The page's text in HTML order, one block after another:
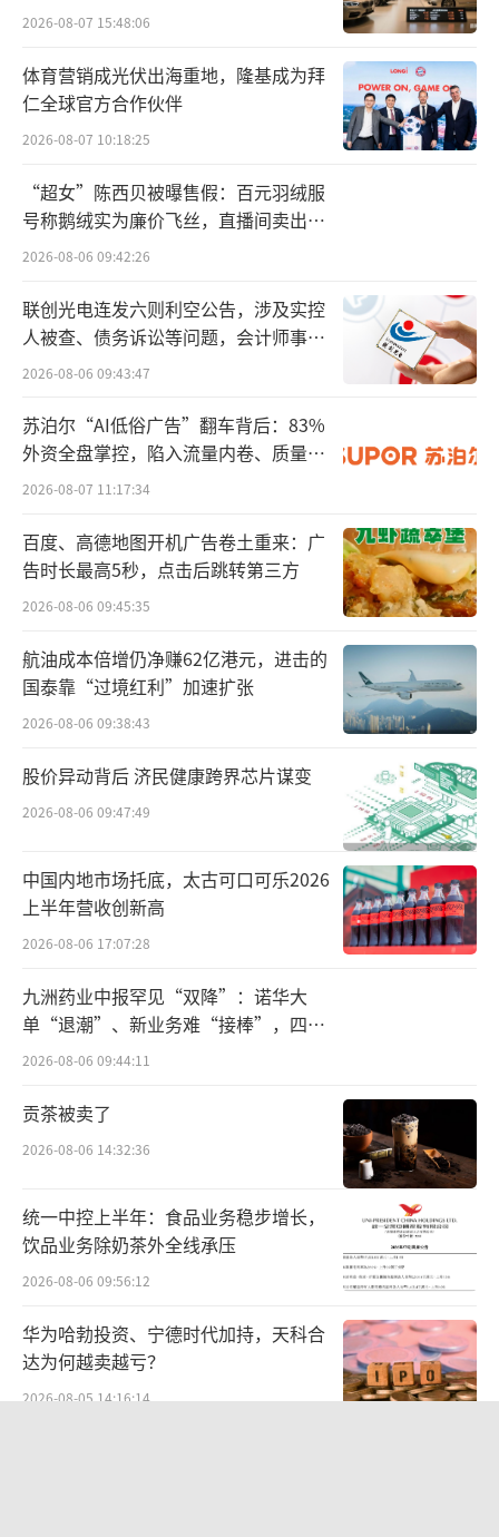
业绩不尽人意背后，汤臣倍健坦言：“经
营调整对公司业绩带来较大的压力和影响。”
据了解，今年，在消费环境持续发生变
化，行业竞争加剧的背景下，汤臣倍健以提升
经营质量为核心目标，聚焦核心品牌、核心渠
道、核心品类，主动调整部分品牌运营策略和
资源投放；第三季度，公司推动两大核心产品
主打品牌失速，多元动力不足
白粉和健力多。
前者属于汤臣倍健的主打品牌“汤臣倍
健”，一直以来都是公司收入的主要来源。然
而，在2024年前三季度，该品牌实现收入31.94
亿元，同比下降29.20%。
后者为汤臣倍健旗下骨骼营养保健品品
牌“健力多”，该品牌2024年前三季度实现收
入6.98亿元，同比亦下降29.90%。
事实上，近年来，市场变迁、竞争加剧，
汤臣倍健产品竞争力遭受了不小挑战。因此，
公司也正尝试通过多元化发展来拓展市场。
其中，面向OTC制药领域和功能食品领
域，公司推出了多个子品牌和新业务，试图通
过不同领域的发展来分散风险并提升整体竞争
力。然而，这些子品牌和新业务的表现似乎暂
未能有效拉动公司整体业绩的增长。
2018年，汤臣倍健以35.16亿元收购澳大利
亚益生菌品牌Life-Space(LSG),试图扩充其在益
生菌领域的空白并打开跨境电商市场，但该品
牌前三季度国内产品收入2.71亿元，同比下降2
9.55%，其境外业务也呈现下滑趋势，收入6.8
4亿元，同比下降11.66%（按澳元口径：LSG
营业收入为1.45亿澳元，同比下降12.42%）。
此外，2018年7月，汤臣倍健还推出了面向年轻
消费群体的子品牌“Yep”，主打胶原蛋白肽固
2026-08-07 15:48:06
体育营销成光伏出海重地，隆基成为拜
仁全球官方合作伙伴
2026-08-07 10:18:25
“超女”陈西贝被曝售假：百元羽绒服
号称鹅绒实为廉价飞丝，直播间卖出超
百万元
2026-08-06 09:42:26
联创光电连发六则利空公告，涉及实控
人被查、债务诉讼等问题，会计师事务
所曾出具“保留意见”
2026-08-06 09:43:47
苏泊尔“AI低俗广告”翻车背后：83%
外资全盘掌控，陷入流量内卷、质量频
发的负循环
2026-08-07 11:17:34
百度、高德地图开机广告卷土重来：广
告时长最高5秒，点击后跳转第三方
2026-08-06 09:45:35
航油成本倍增仍净赚62亿港元，进击的
国泰靠“过境红利”加速扩张
2026-08-06 09:38:43
股价异动背后 济民健康跨界芯片谋变
2026-08-06 09:47:49
中国内地市场托底，太古可口可乐2026
上半年营收创新高
2026-08-06 17:07:28
九洲药业中报罕见“双降”：诺华大
单“退潮”、新业务难“接棒”，四大
难关待闯
2026-08-06 09:44:11
贡茶被卖了
2026-08-06 14:32:36
统一中控上半年：食品业务稳步增长，
饮品业务除奶茶外全线承压
2026-08-06 09:56:12
华为哈勃投资、宁德时代加持，天科合
达为何越卖越亏？
2026-08-05 14:16:14